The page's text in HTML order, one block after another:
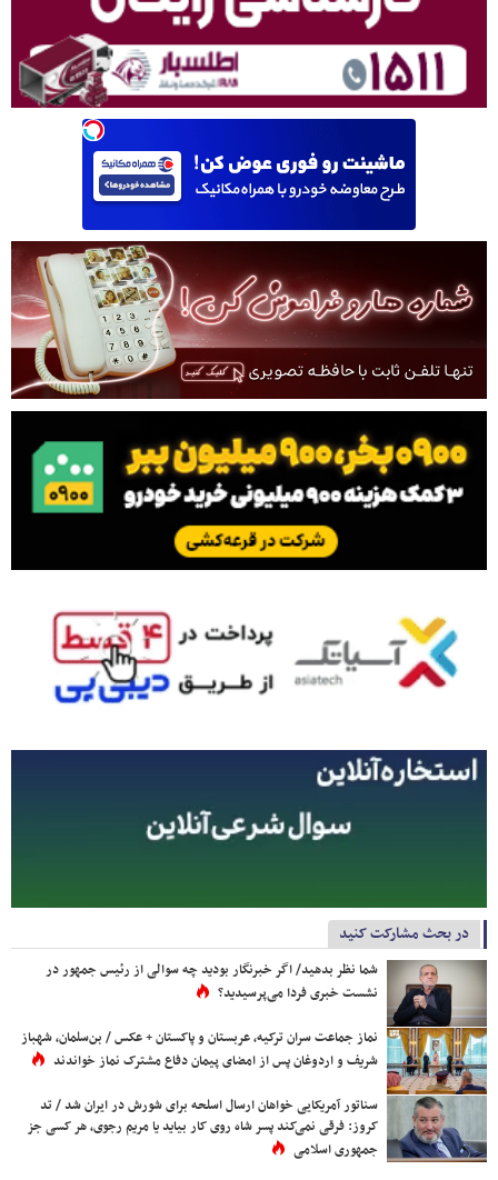
در بحث مشارکت کنید
شما نظر بدهید/ اگر خبرنگار بودید چه سوالی از رئیس جمهور در
نشست خبری فردا می‌پرسیدید؟
نماز جماعت سران ترکیه، عربستان و پاکستان + عکس / بن‌سلمان، شهباز
شریف و اردوغان پس از امضای پیمان دفاع مشترک نماز خواندند
سناتور آمریکایی خواهان ارسال اسلحه برای شورش در ایران شد / تد
کروز: فرقی نمی‌کند پسر شاه روی کار بیاید یا مریم رجوی، هر کسی جز
جمهوری اسلامی